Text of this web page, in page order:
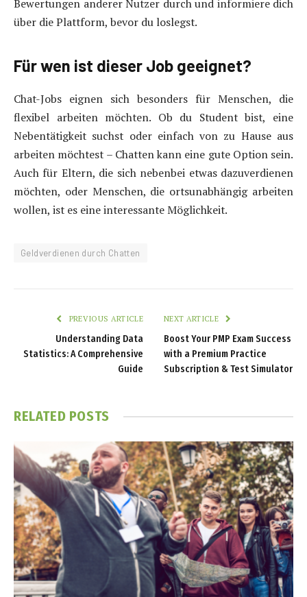
Bewertungen anderer Nutzer durch und informiere dich
über die Plattform, bevor du loslegst.
Für wen ist dieser Job geeignet?
Chat-Jobs eignen sich besonders für Menschen, die
flexibel arbeiten möchten. Ob du Student bist, eine
Nebentätigkeit suchst oder einfach von zu Hause aus
arbeiten möchtest – Chatten kann eine gute Option sein.
Auch für Eltern, die sich nebenbei etwas dazuverdienen
möchten, oder Menschen, die ortsunabhängig arbeiten
wollen, ist es eine interessante Möglichkeit.
Geldverdienen durch Chatten
PREVIOUS ARTICLE
Understanding Data
Statistics: A Comprehensive
Guide
NEXT ARTICLE
Boost Your PMP Exam Success
with a Premium Practice
Subscription & Test Simulator
RELATED POSTS